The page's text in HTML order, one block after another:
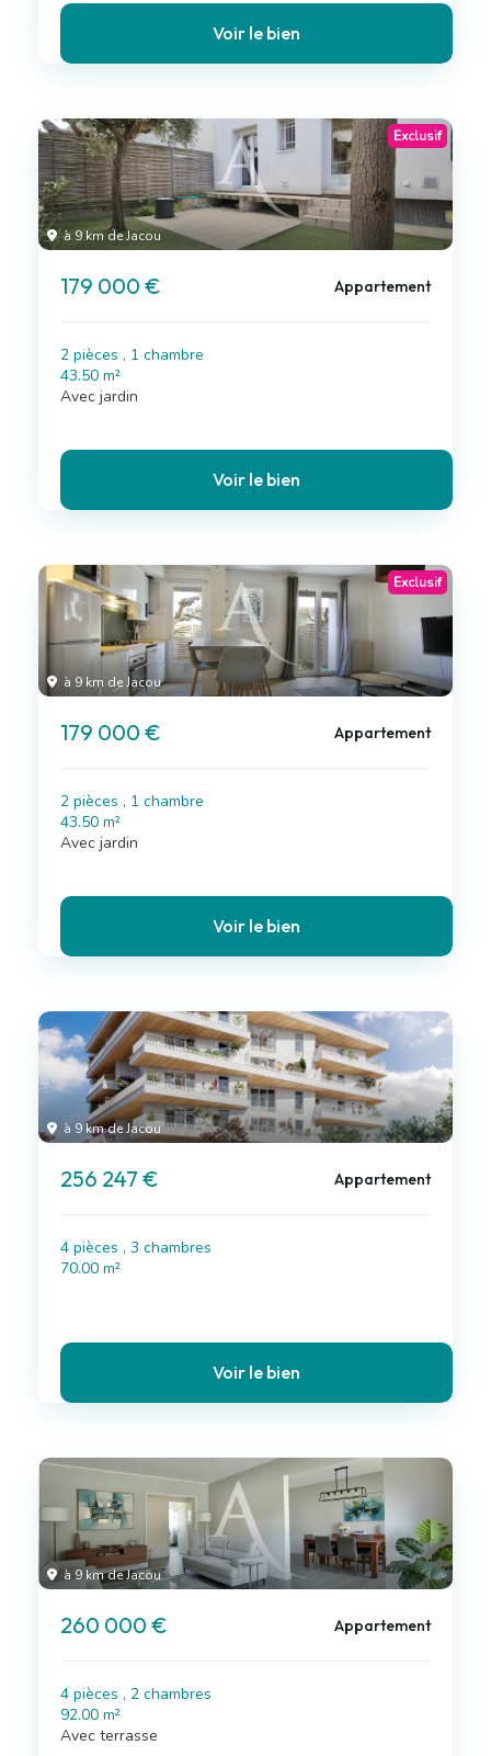
Voir le bien
à 9 km de Jacou
Exclusif
179 000 € Appartement
2 pièces , 1 chambre
43.50 m²
Avec jardin
Voir le bien
à 9 km de Jacou
Exclusif
179 000 € Appartement
2 pièces , 1 chambre
43.50 m²
Avec jardin
Voir le bien
à 9 km de Jacou
256 247 € Appartement
4 pièces , 3 chambres
70.00 m²
Voir le bien
à 9 km de Jacou
260 000 € Appartement
4 pièces , 2 chambres
92.00 m²
Avec terrasse